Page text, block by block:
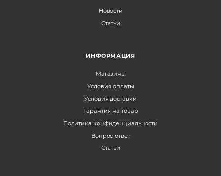
Новости
Статьи
ИНФОРМАЦИЯ
Магазины
Условия оплаты
Условия доставки
Гарантия на товар
Политика конфиденциальности
Вопрос-ответ
Статьи